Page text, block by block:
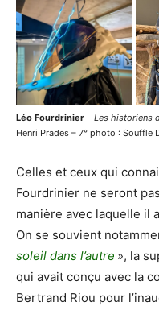
Léo Fourdrinier – Les historiens
Henri Prades – 7° photo : Souffle
Celles et ceux qui
Fourdrinier ne seront
manière avec laquelle il
On se souvient
soleil dans l’autre », la
qui avait conçu avec la
Bertrand Riou pour